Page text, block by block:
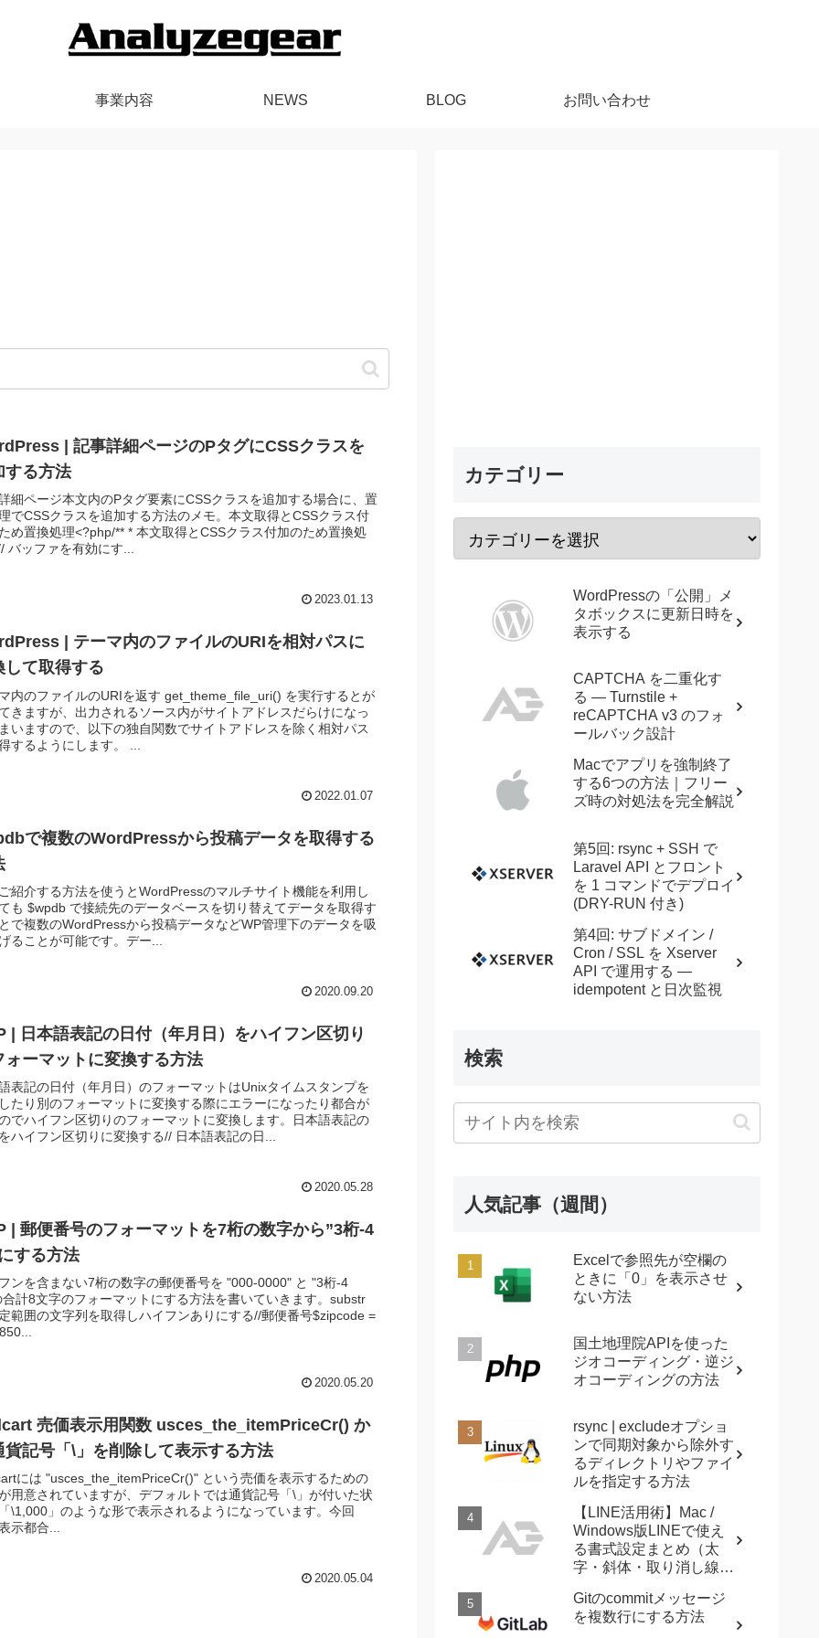
事業内容 NEWS BLOG お問い合わせ
| 記事詳細ページのPタグにCSSクラスを
する方法
細ページ本文内のPタグ要素にCSSクラスを追加する場合に、置
でCSSクラスを追加する方法のメモ。本文取得とCSSクラス付
め置換処理<?php/** * 本文取得とCSSクラス付加のため置換処
バッファを有効にす...
2023.01.13
| テーマ内のファイルのURIを相対パスに
して取得する
内のファイルのURIを返す get_theme_file_uri() を実行するとが
きますが、出力されるソース内がサイトアドレスだらけになっ
いますので、以下の独自関数でサイトアドレスを除く相対パス
するようにします。 ...
2022.01.07
で複数のWordPressから投稿データを取得する
紹介する方法を使うとWordPressのマルチサイト機能を利用し
も $wpdb で接続先のデータベースを切り替えてデータを取得す
で複数のWordPressから投稿データなどWP管理下のデータを吸
ることが可能です。デー...
2020.09.20
| 日本語表記の日付（年月日）をハイフン区切り
ォーマットに変換する方法
表記の日付（年月日）のフォーマットはUnixタイムスタンプを
たり別のフォーマットに変換する際にエラーになったり都合が
でハイフン区切りのフォーマットに変換します。日本語表記の
ハイフン区切りに変換する// 日本語表記の日...
2020.05.28
| 郵便番号のフォーマットを7桁の数字から”3桁-4
する方法
ンを含まない7桁の数字の郵便番号を "000-0000" と "3桁-4
合計8文字のフォーマットにする方法を書いていきます。substr
範囲の文字列を取得しハイフンありにする//郵便番号$zipcode =
2020.05.20
売価表示用関数 usces_the_itemPriceCr() か
貨記号「\」を削除して表示する方法
には "usces_the_itemPriceCr()" という売価を表示するための
用意されていますが、デフォルトでは通貨記号「\」が付いた状
\1,000」のような形で表示されるようになっています。今回
示都合...
2020.05.04
カテゴリー
WordPressの「公開」メ
タボックスに更新日時を
表示する
CAPTCHA を二重化す
る — Turnstile +
reCAPTCHA v3 のフォ
ールバック設計
Macでアプリを強制終了
する6つの方法｜フリー
ズ時の対処法を完全解説
第5回: rsync + SSH で
Laravel API とフロント
を 1 コマンドでデプロイ
(DRY-RUN 付き)
第4回: サブドメイン /
Cron / SSL を Xserver
API で運用する —
idempotent と日次監視
検索
人気記事（週間）
Excelで参照先が空欄の
ときに「0」を表示させ
ない方法
国土地理院APIを使った
ジオコーディング・逆ジ
オコーディングの方法
rsync | excludeオプショ
ンで同期対象から除外す
るディレクトリやファイ
ルを指定する方法
【LINE活用術】Mac /
Windows版LINEで使え
る書式設定まとめ（太
字・斜体・取り消し線・
Gitのcommitメッセージ
を複数行にする方法